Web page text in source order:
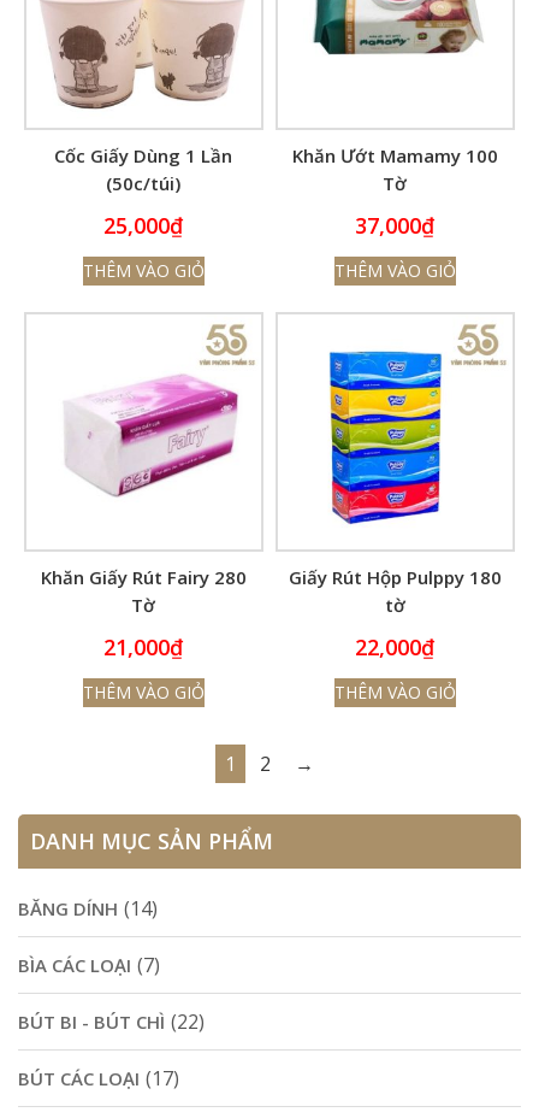
Cốc Giấy Dùng 1 Lần
(50c/túi)
25,000₫
THÊM VÀO GIỎ
Khăn Ướt Mamamy 100
Tờ
37,000₫
THÊM VÀO GIỎ
Khăn Giấy Rút Fairy 280
Tờ
21,000₫
THÊM VÀO GIỎ
Giấy Rút Hộp Pulppy 180
tờ
22,000₫
THÊM VÀO GIỎ
1 2 →
DANH MỤC SẢN PHẨM
BĂNG DÍNH (14)
BÌA CÁC LOẠI (7)
BÚT BI - BÚT CHÌ (22)
BÚT CÁC LOẠI (17)